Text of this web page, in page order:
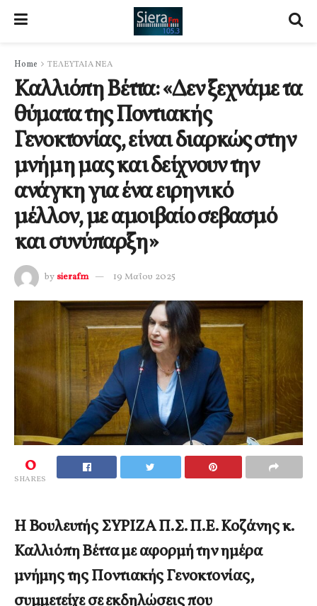
Home ΤΕΛΕΥΤΑΙΑ ΝΕΑ
Καλλιόπη Βέττα: «Δεν ξεχνάμε τα
θύματα της Ποντιακής
Γενοκτονίας, είναι διαρκώς στην
μνήμη μας και δείχνουν την
ανάγκη για ένα ειρηνικό
μέλλον, με αμοιβαίο σεβασμό
και συνύπαρξη»
by sierafm 19 Μαΐου 2025
0
SHARES
Η Βουλευτής ΣΥΡΙΖΑ Π.Σ. Π.Ε. Κοζάνης κ.
Καλλιόπη Βέττα με αφορμή την ημέρα
μνήμης της Ποντιακής Γενοκτονίας,
συμμετείχε σε εκδηλώσεις που